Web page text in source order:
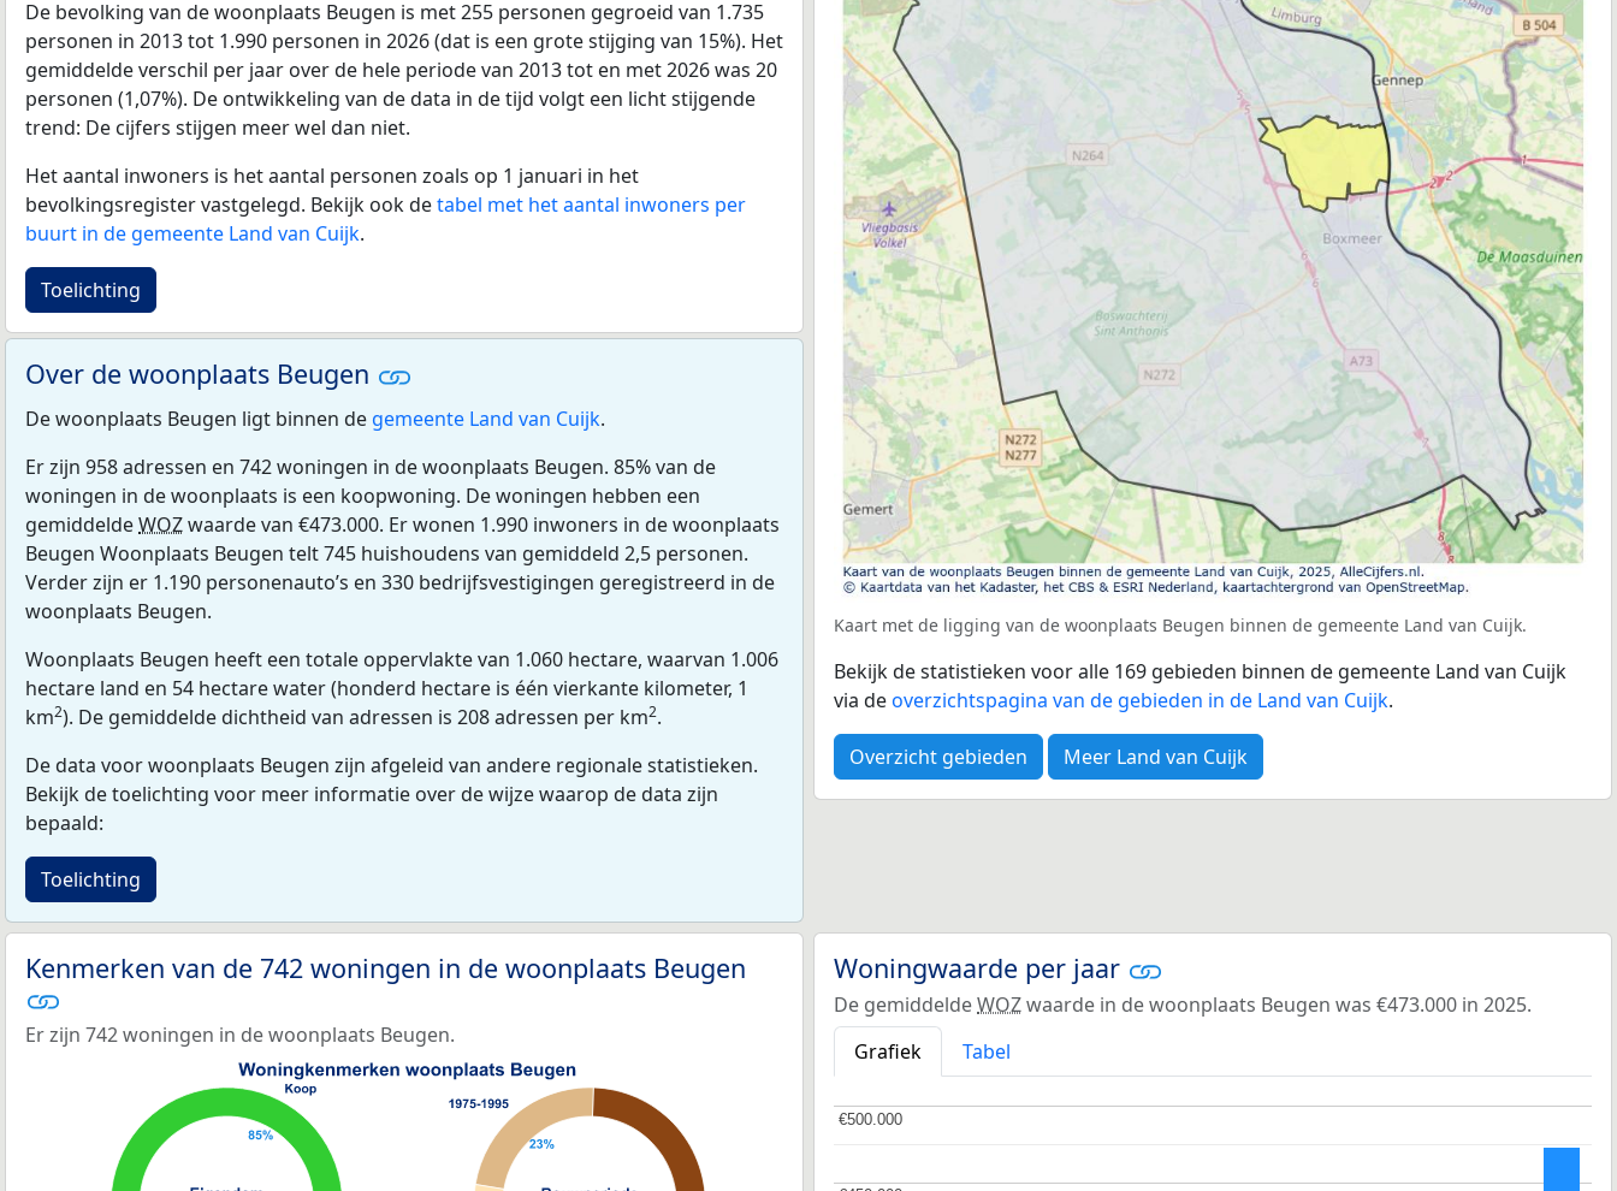
De bevolking van de woonplaats Beugen is met 255 personen gegroeid van 1.735
personen in 2013 tot 1.990 personen in 2026 (dat is een grote stijging van 15%). Het
gemiddelde verschil per jaar over de hele periode van 2013 tot en met 2026 was 20
personen (1,07%). De ontwikkeling van de data in de tijd volgt een licht stijgende
trend: De cijfers stijgen meer wel dan niet.
Het aantal inwoners is het aantal personen zoals op 1 januari in het
bevolkingsregister vastgelegd. Bekijk ook detabel met het aantal inwoners per
buurt in de gemeente Land van Cuijk.
Toelichting
Over de woonplaats Beugen
De woonplaats Beugen ligt binnen de gemeente Land van Cuijk.
Er zijn 958 adressen en 742 woningen in de woonplaats Beugen. 85% van de
woningen in de woonplaats is een koopwoning. De woningen hebben een
gemiddeldeWOZwaarde van €473.000. Er wonen 1.990 inwoners in de woonplaats
Beugen Woonplaats Beugen telt 745 huishoudens van gemiddeld 2,5 personen.
Verder zijn er 1.190 personenauto’s en 330 bedrijfsvestigingen geregistreerd in de
woonplaats Beugen.
Woonplaats Beugen heeft een totale oppervlakte van 1.060 hectare, waarvan 1.006
hectare land en 54 hectare water (honderd hectare is één vierkante kilometer, 1
km2). De gemiddelde dichtheid van adressen is 208 adressen per km2.
De data voor woonplaats Beugen zijn afgeleid van andere regionale statistieken.
Bekijk de toelichting voor meer informatie over de wijze waarop de data zijn
bepaald:
Toelichting
Kaart met de ligging van de woonplaats Beugen binnen de gemeente Land van Cuijk.
Bekijk de statistieken voor alle 169 gebieden binnen de gemeente Land van Cuijk
via deoverzichtspagina van de gebieden in de Land van Cuijk.
Overzicht gebieden Meer Land van Cuijk
Kenmerken van de 742 woningen in de woonplaats Beugen
Er zijn 742 woningen in de woonplaats Beugen.
Woningwaarde per jaar
De gemiddeldeWOZwaarde in de woonplaats Beugen was €473.000 in 2025.
Grafiek
Tabel
€500.000
€500.000